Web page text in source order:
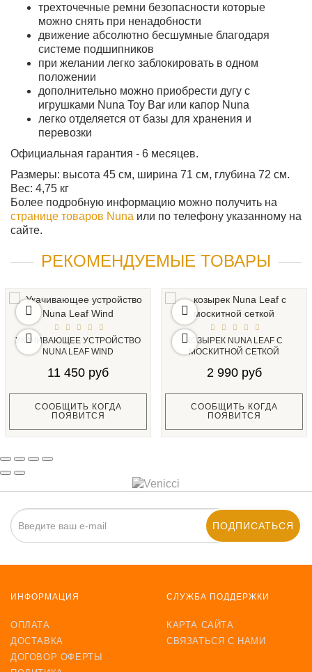
трехточечные ремни безопасности которые
можно снять при ненадобности
движение абсолютно бесшумные благодаря
системе подшипников
при желании легко заблокировать в одном
положении
дополнительно можно приобрести дугу с
игрушками Nuna Toy Bar или капор Nuna
легко отделяется от базы для хранения и
перевозки
Официальная гарантия - 6 месяцев.
Размеры: высота 45 см, ширина 71 см, глубина 72 см.
Вес: 4,75 кг
Более подробную информацию можно получить на
странице товаров Nuna или по телефону указанному на
сайте.
РЕКОМЕНДУЕМЫЕ ТОВАРЫ
УКАЧИВАЮЩЕЕ УСТРОЙСТВО
NUNA LEAF WIND
11 450 руб
СООБЩИТЬ КОГДА
ПОЯВИТСЯ
КОЗЫРЕК NUNA LEAF С
МОСКИТНОЙ СЕТКОЙ
2 990 руб
СООБЩИТЬ КОГДА
ПОЯВИТСЯ
ПОДПИСАТЬСЯ
ИНФОРМАЦИЯ
ОПЛАТА
ДОСТАВКА
ДОГОВОР ОФЕРТЫ
СЛУЖБА ПОДДЕРЖКИ
КАРТА САЙТА
СВЯЗАТЬСЯ С НАМИ